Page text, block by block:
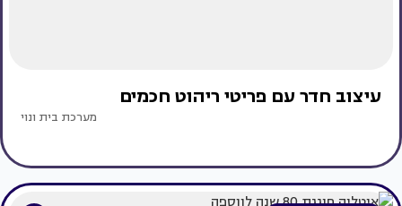
עיצוב חדר עם פריטי ריהוט חכמים
מערכת בית ונוי